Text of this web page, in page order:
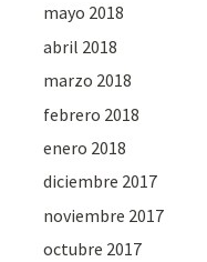
mayo 2018
abril 2018
marzo 2018
febrero 2018
enero 2018
diciembre 2017
noviembre 2017
octubre 2017